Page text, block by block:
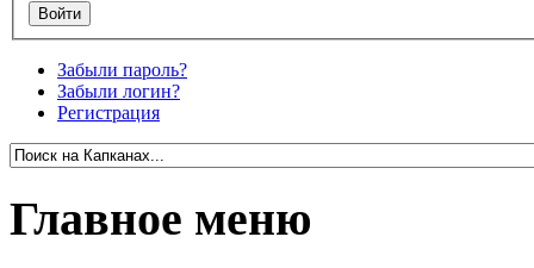
Забыли пароль?
Забыли логин?
Регистрация
Главное меню